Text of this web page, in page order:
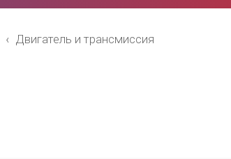
Двигатель и трансмиссия